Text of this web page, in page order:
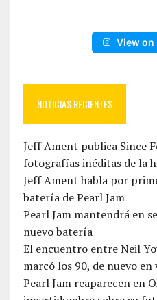
View on
NOTICIAS RECIENTES
Jeff Ament publica Since
fotografías inéditas de la
Jeff Ament habla por
batería de Pearl Jam
Pearl Jam mantendrá en
nuevo batería
El encuentro entre Neil
marcó los 90, de nuevo en
Pearl Jam reaparecen en